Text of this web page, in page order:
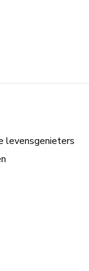
levensgenieters